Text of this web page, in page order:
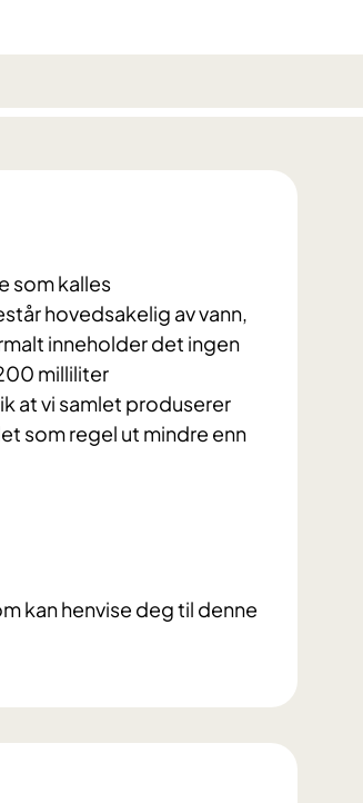
som kalles
hovedsakelig av vann,
inneholder det ingen
milliliter
at vi samlet produserer
som regel ut mindre enn
kan henvise deg til denne